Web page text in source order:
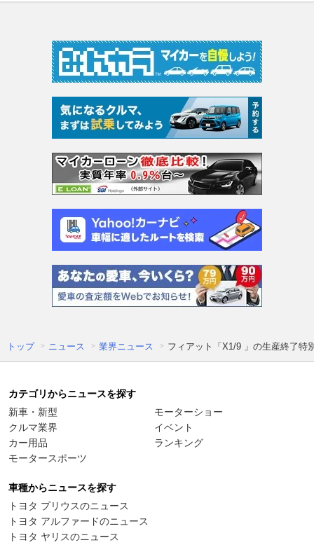
トップ ニュース 業界ニュース フィアット「X1/9 」の生産終了特
カテゴリからニュースを探す
新車・新型
クルマ業界
カー用品
モータースポーツ
モーターショー
イベント
ランキング
車種からニュースを探す
トヨタ プリウスのニュース
トヨタ アルファードのニュース
トヨタ ヤリスのニュース